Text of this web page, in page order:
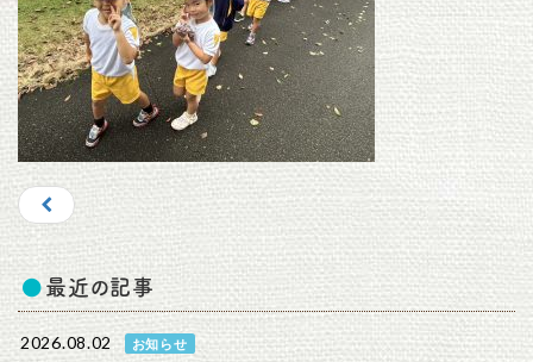
最近の記事
2026.08.02 お知らせ